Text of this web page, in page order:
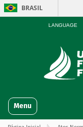
BRASIL
LANGUAGE
v
Toggle navigation